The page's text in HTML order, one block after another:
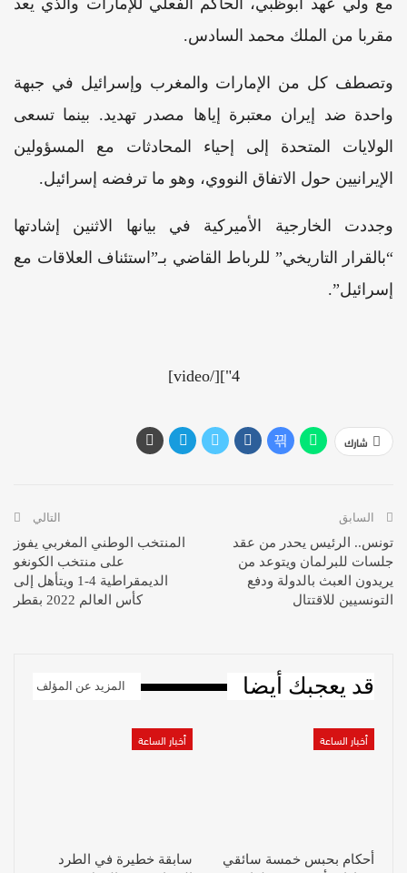
مقربا من الملك محمد السادس.
وتصطف كل من الإمارات والمغرب وإسرائيل في جبهة
واحدة ضد إيران معتبرة إياها مصدر تهديد. بينما تسعى
الولايات المتحدة إلى إحياء المحادثات مع المسؤولين
الإيرانيين حول الاتفاق النووي، وهو ما ترفضه إسرائيل.
وجددت الخارجية الأميركية في بيانها الاثنين إشادتها
“بالقرار التاريخي” للرباط القاضي بـ”استئناف العلاقات مع
إسرائيل”.
4"][/video]
شارك
السابق
تونس.. الرئيس يحدر من عقد
جلسات للبرلمان ويتوعد من
يريدون العبث بالدولة ودفع
التونسيين للاقتتال
التالي
المنتخب الوطني المغربي يفوز
على منتخب الكونغو
الديمقراطية 4-1 ويتأهل إلى
كأس العالم 2022 بقطر
قد يعجبك أيضا المزيد عن المؤلف
أخبار الساعة
أحكام بحبس خمسة سائقي
أخبار الساعة
سابقة خطيرة في الطرد